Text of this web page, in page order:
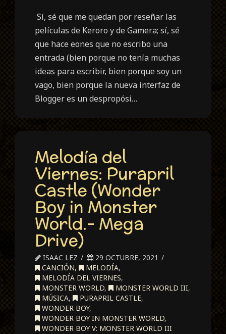
Sí, sé que me quedan por reseñar las
películas de Keroro y de Gamera; sí, sé
que hace eones que no escribo una
entrada (bien porque no tenía muchas
ideas para escribir, bien porque soy un
vago, bien porque la nueva interfaz de
Blogger es un despropósi…
Melodía del
Viernes: Purapril
Castle (Wonder
Boy in Monster
World.- Mega
Drive)
ISAAC LEZ
29 OCTUBRE, 2021
CANCIÓN, MELODÍA,
MELODÍA DEL VIERNES,
MONSTER WORLD, MONSTER WORLD III,
MÚSICA, PURAPRIL CASTLE,
WONDER BOY,
WONDER BOY IN MONSTER WORLD,
WONDER BOY V: MONSTER WORLD III